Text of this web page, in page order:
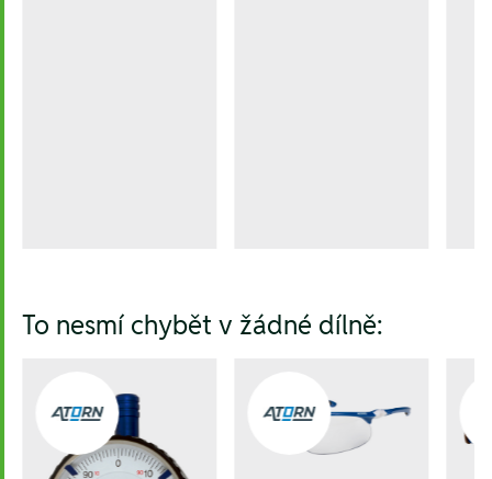
To nesmí chybět v žádné dílně: